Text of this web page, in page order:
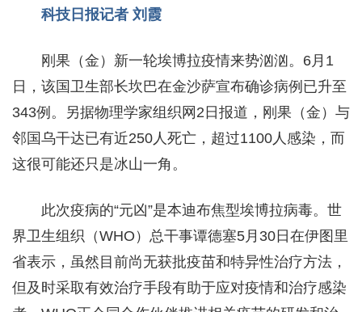
科技日报记者 刘霞
刚果（金）新一轮埃博拉疫情来势汹汹。6月1
日，该国卫生部长坎巴在金沙萨宣布确诊病例已升至
343例。另据物理学家组织网2日报道，刚果（金）与
邻国乌干达已有近250人死亡，超过1100人感染，而
这很可能还只是冰山一角。
此次疫病的“元凶”是本迪布焦型埃博拉病毒。世
界卫生组织（WHO）总干事谭德塞5月30日在伊图里
省表示，虽然目前尚无获批疫苗和特异性治疗方法，
但及时采取有效治疗手段有助于应对疫情和治疗感染